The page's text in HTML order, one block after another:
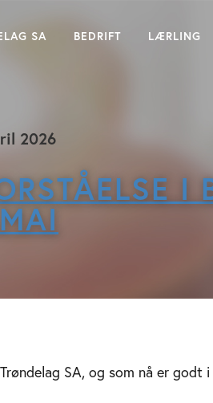
SA BEDRIFT LÆRLING
2026
I
SA, og som nå er godt i